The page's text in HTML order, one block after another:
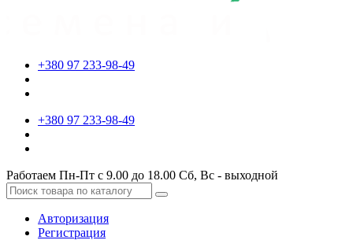
+380 97 233-98-49
+380 97 233-98-49
Работаем Пн-Пт с 9.00 до 18.00 Сб, Вс - выходной
Авторизация
Регистрация